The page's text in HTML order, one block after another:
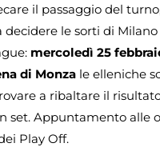
il passaggio del
le sorti di Milano
mercoledì 25
di Monza le elleniche
a ribaltare il
set. Appuntamento alle
Play Off.